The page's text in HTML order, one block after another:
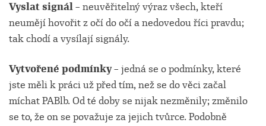
Vyslat signál– neuvěřitelný výraz všech, kteří
neumějí hovořit z očí do očí a nedovedou říci pravdu;
tak chodí a vysílají signály.
Vytvořené podmínky– jedná se o podmínky, které
jste měli k práci už před tím, než se do věci začal
míchat PABlb. Od té doby se nijak nezměnily; změnilo
se to, že on se považuje za jejich tvůrce. Podobně